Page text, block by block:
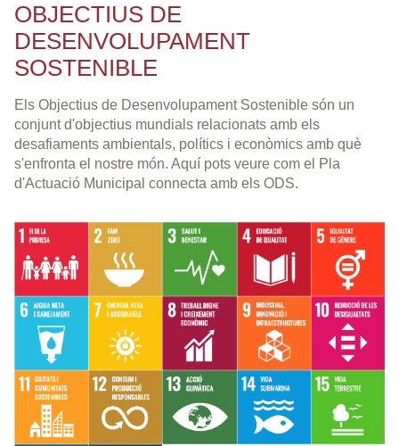
OBJECTIUS DE
DESENVOLUPAMENT
SOSTENIBLE
Els Objectius de Desenvolupament Sostenible són un
conjunt d'objectius mundials relacionats amb els
desafiaments ambientals, polítics i econòmics amb què
s'enfronta el nostre món. Aquí pots veure com el Pla
d'Actuació Municipal connecta amb els ODS.